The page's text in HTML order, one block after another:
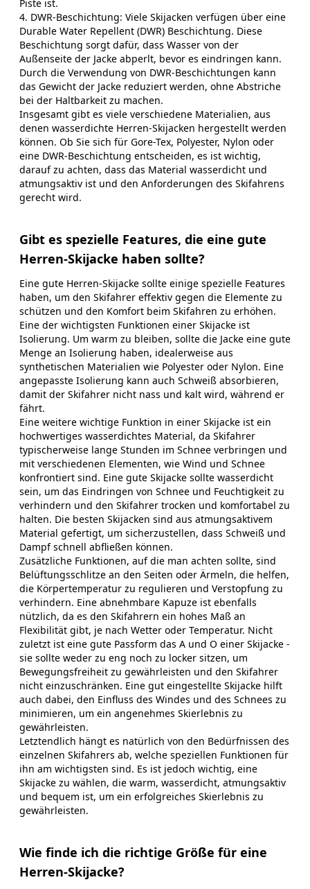
Piste ist.
4. DWR-Beschichtung: Viele Skijacken verfügen über eine
Durable Water Repellent (DWR) Beschichtung. Diese
Beschichtung sorgt dafür, dass Wasser von der
Außenseite der Jacke abperlt, bevor es eindringen kann.
Durch die Verwendung von DWR-Beschichtungen kann
das Gewicht der Jacke reduziert werden, ohne Abstriche
bei der Haltbarkeit zu machen.
Insgesamt gibt es viele verschiedene Materialien, aus
denen wasserdichte Herren-Skijacken hergestellt werden
können. Ob Sie sich für Gore-Tex, Polyester, Nylon oder
eine DWR-Beschichtung entscheiden, es ist wichtig,
darauf zu achten, dass das Material wasserdicht und
atmungsaktiv ist und den Anforderungen des Skifahrens
gerecht wird.
Gibt es spezielle Features, die eine gute
Herren-Skijacke haben sollte?
Eine gute Herren-Skijacke sollte einige spezielle Features
haben, um den Skifahrer effektiv gegen die Elemente zu
schützen und den Komfort beim Skifahren zu erhöhen.
Eine der wichtigsten Funktionen einer Skijacke ist
Isolierung. Um warm zu bleiben, sollte die Jacke eine gute
Menge an Isolierung haben, idealerweise aus
synthetischen Materialien wie Polyester oder Nylon. Eine
angepasste Isolierung kann auch Schweiß absorbieren,
damit der Skifahrer nicht nass und kalt wird, während er
fährt.
Eine weitere wichtige Funktion in einer Skijacke ist ein
hochwertiges wasserdichtes Material, da Skifahrer
typischerweise lange Stunden im Schnee verbringen und
mit verschiedenen Elementen, wie Wind und Schnee
konfrontiert sind. Eine gute Skijacke sollte wasserdicht
sein, um das Eindringen von Schnee und Feuchtigkeit zu
verhindern und den Skifahrer trocken und komfortabel zu
halten. Die besten Skijacken sind aus atmungsaktivem
Material gefertigt, um sicherzustellen, dass Schweiß und
Dampf schnell abfließen können.
Zusätzliche Funktionen, auf die man achten sollte, sind
Belüftungsschlitze an den Seiten oder Ärmeln, die helfen,
die Körpertemperatur zu regulieren und Verstopfung zu
verhindern. Eine abnehmbare Kapuze ist ebenfalls
nützlich, da es den Skifahrern ein hohes Maß an
Flexibilität gibt, je nach Wetter oder Temperatur. Nicht
zuletzt ist eine gute Passform das A und O einer Skijacke -
sie sollte weder zu eng noch zu locker sitzen, um
Bewegungsfreiheit zu gewährleisten und den Skifahrer
nicht einzuschränken. Eine gut eingestellte Skijacke hilft
auch dabei, den Einfluss des Windes und des Schnees zu
minimieren, um ein angenehmes Skierlebnis zu
gewährleisten.
Letztendlich hängt es natürlich von den Bedürfnissen des
einzelnen Skifahrers ab, welche speziellen Funktionen für
ihn am wichtigsten sind. Es ist jedoch wichtig, eine
Skijacke zu wählen, die warm, wasserdicht, atmungsaktiv
und bequem ist, um ein erfolgreiches Skierlebnis zu
gewährleisten.
Wie finde ich die richtige Größe für eine
Herren-Skijacke?